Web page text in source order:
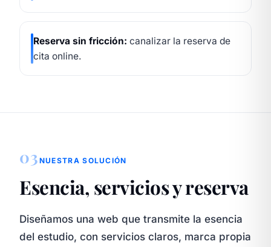
Reserva sin fricción: canalizar la reserva de
cita online.
03 NUESTRA SOLUCIÓN
Esencia, servicios y reserva
Diseñamos una web que transmite la esencia
del estudio, con servicios claros, marca propia